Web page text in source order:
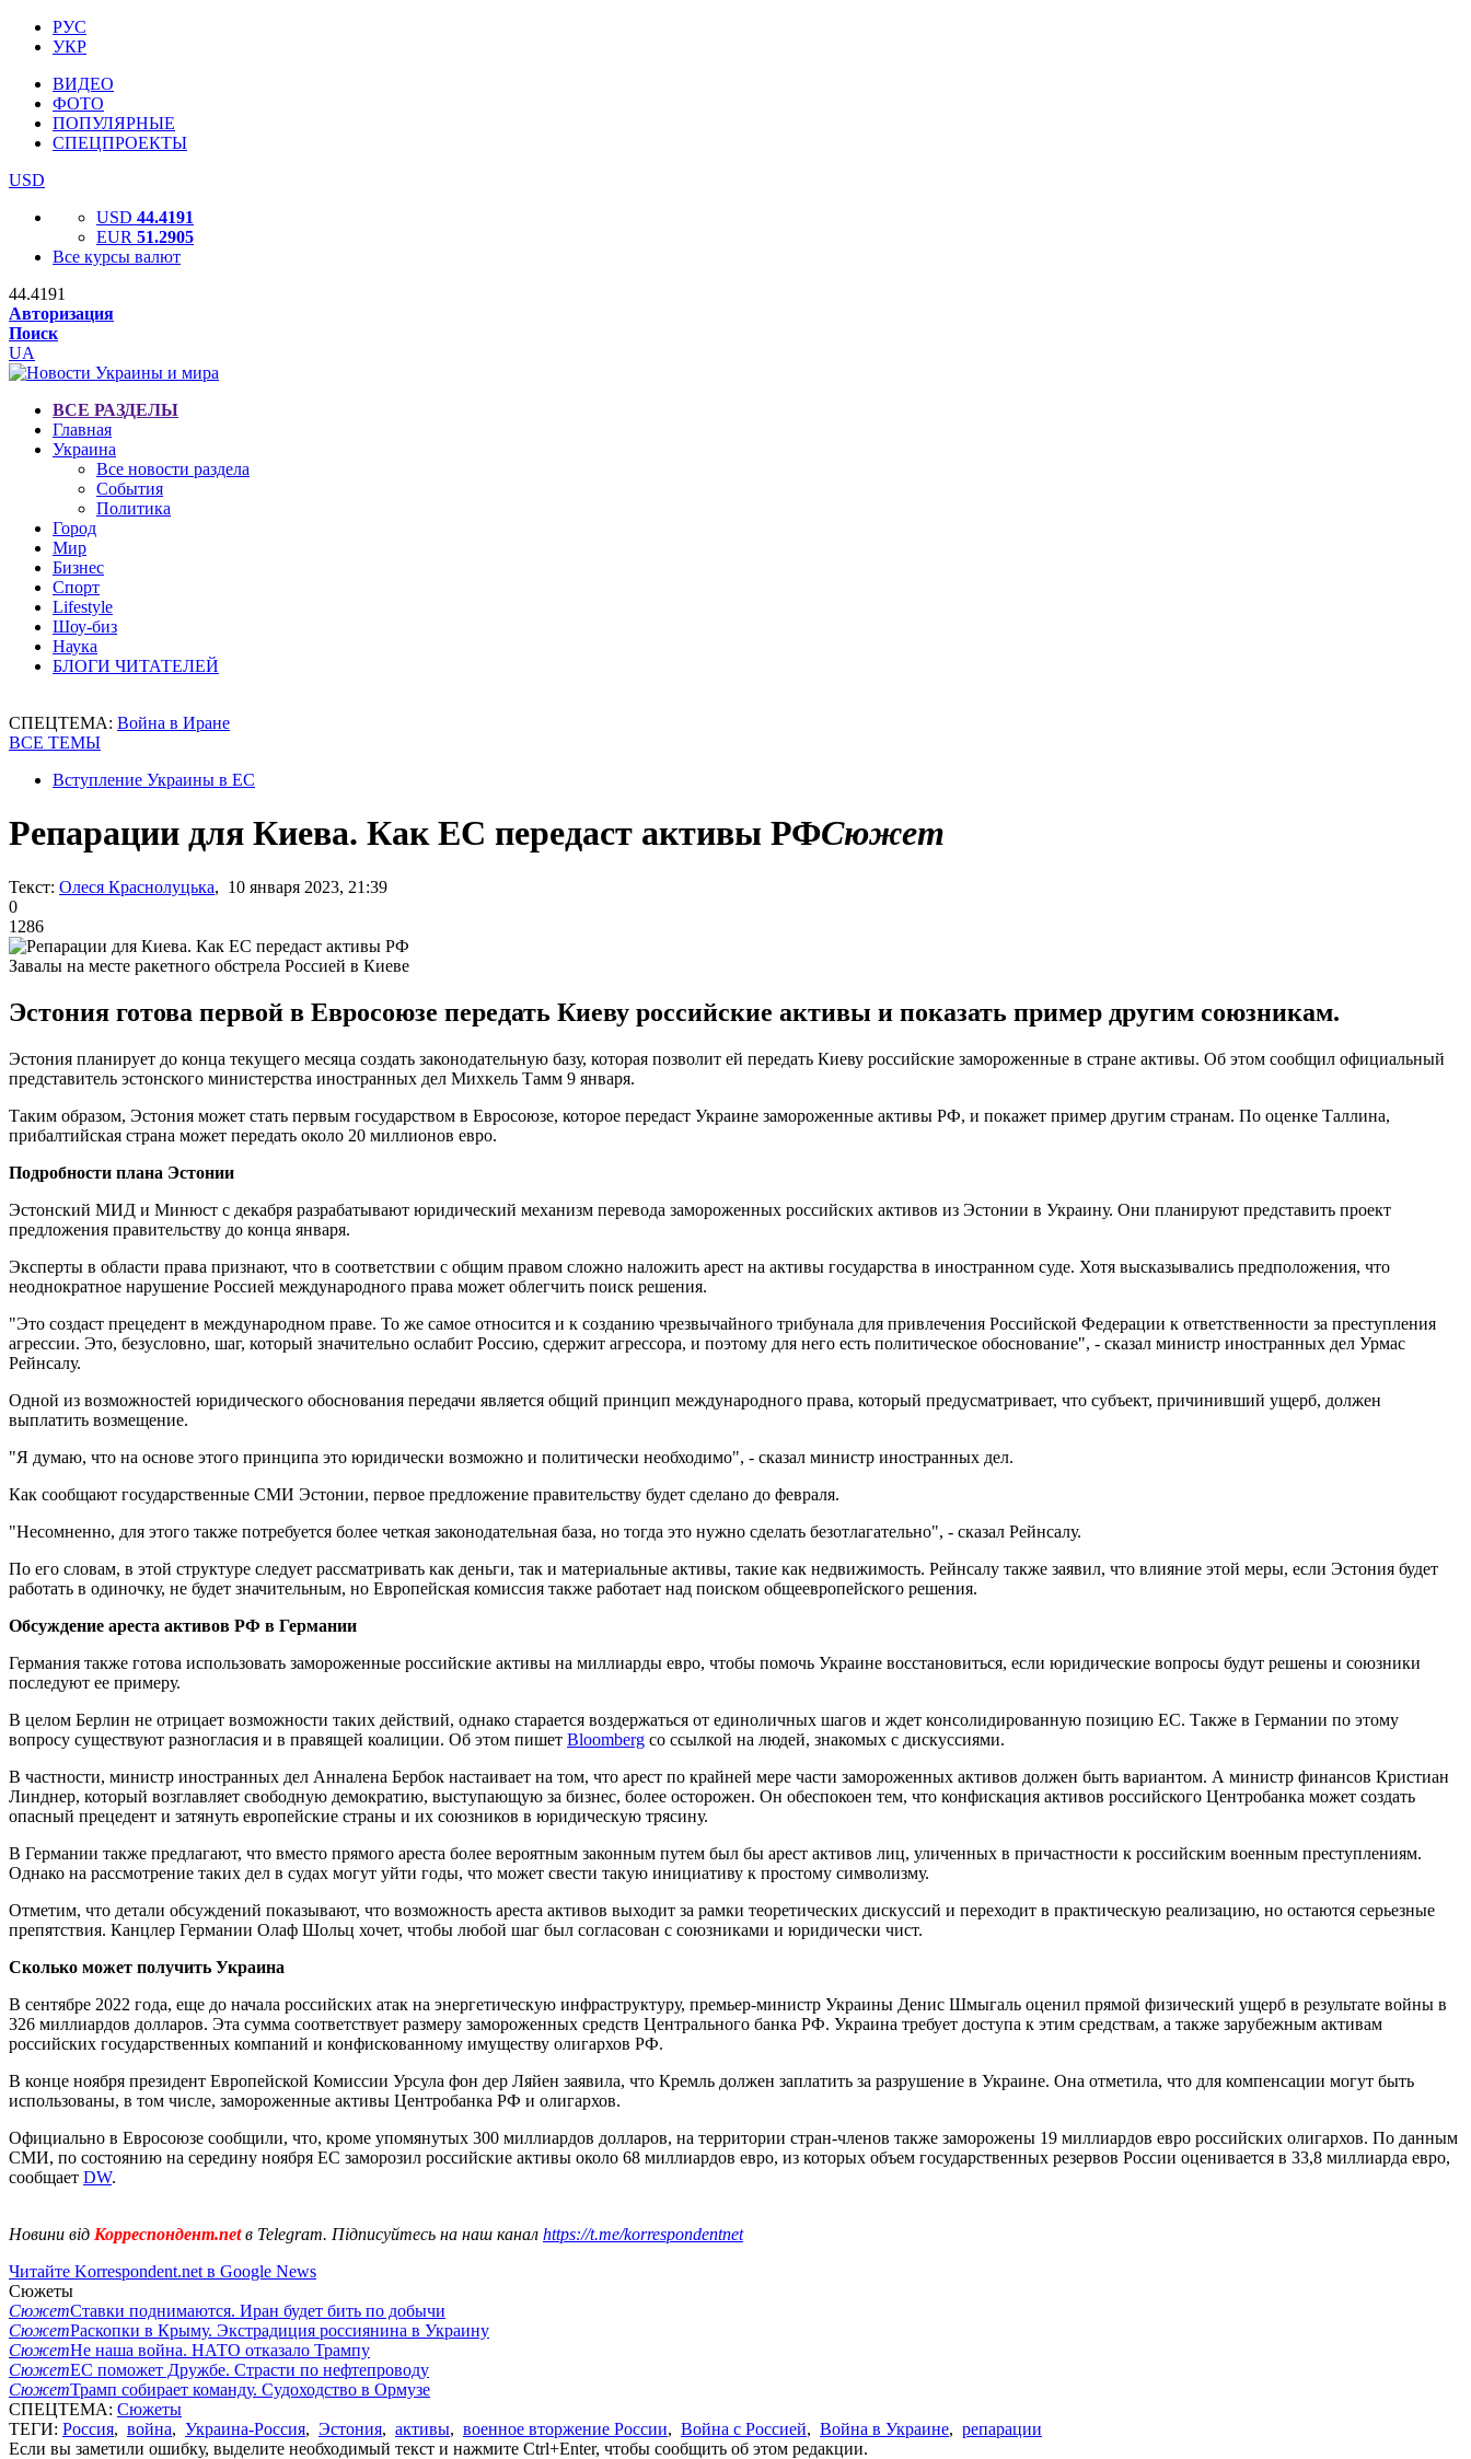
РУС
УКР
ВИДЕО
ФОТО
ПОПУЛЯРНЫЕ
СПЕЦПРОЕКТЫ
USD
USD 44.4191
EUR 51.2905
Все курсы валют
44.4191
Авторизация
Поиск
UA
ВСЕ РАЗДЕЛЫ
Главная
Украина
Все новости раздела
События
Политика
Город
Мир
Бизнес
Спорт
Lifestyle
Шоу-биз
Наука
БЛОГИ ЧИТАТЕЛЕЙ
СПЕЦТЕМА: Война в Иране
ВСЕ ТЕМЫ
Вступление Украины в ЕС
Репарации для Киева. Как ЕС передаст активы РФСюжет
Текст: Олеся Краснолуцька, 10 января 2023, 21:39
0
1286
Завалы на месте ракетного обстрела Россией в Киеве
Эстония готова первой в Евросоюзе передать Киеву российские активы и показать пример другим союзникам.
Эстония планирует до конца текущего месяца создать законодательную базу, которая позволит ей передать Киеву российские замороженные в стране активы. Об этом сообщил официальный
представитель эстонского министерства иностранных дел Михкель Тамм 9 января.
Таким образом, Эстония может стать первым государством в Евросоюзе, которое передаст Украине замороженные активы РФ, и покажет пример другим странам. По оценке Таллина,
прибалтийская страна может передать около 20 миллионов евро.
Подробности плана Эстонии
Эстонский МИД и Минюст с декабря разрабатывают юридический механизм перевода замороженных российских активов из Эстонии в Украину. Они планируют представить проект
предложения правительству до конца января.
Эксперты в области права признают, что в соответствии с общим правом сложно наложить арест на активы государства в иностранном суде. Хотя высказывались предположения, что
неоднократное нарушение Россией международного права может облегчить поиск решения.
"Это создаст прецедент в международном праве. То же самое относится и к созданию чрезвычайного трибунала для привлечения Российской Федерации к ответственности за преступления
агрессии. Это, безусловно, шаг, который значительно ослабит Россию, сдержит агрессора, и поэтому для него есть политическое обоснование", - сказал министр иностранных дел Урмас
Рейнсалу.
Одной из возможностей юридического обоснования передачи является общий принцип международного права, который предусматривает, что субъект, причинивший ущерб, должен
выплатить возмещение.
"Я думаю, что на основе этого принципа это юридически возможно и политически необходимо", - сказал министр иностранных дел.
Как сообщают государственные СМИ Эстонии, первое предложение правительству будет сделано до февраля.
"Несомненно, для этого также потребуется более четкая законодательная база, но тогда это нужно сделать безотлагательно", - сказал Рейнсалу.
По его словам, в этой структуре следует рассматривать как деньги, так и материальные активы, такие как недвижимость. Рейнсалу также заявил, что влияние этой меры, если Эстония будет
работать в одиночку, не будет значительным, но Европейская комиссия также работает над поиском общеевропейского решения.
Обсуждение ареста активов РФ в Германии
Германия также готова использовать замороженные российские активы на миллиарды евро, чтобы помочь Украине восстановиться, если юридические вопросы будут решены и союзники
последуют ее примеру.
В целом Берлин не отрицает возможности таких действий, однако старается воздержаться от единоличных шагов и ждет консолидированную позицию ЕС. Также в Германии по этому
вопросу существуют разногласия и в правящей коалиции. Об этом пишет Bloomberg со ссылкой на людей, знакомых с дискуссиями.
В частности, министр иностранных дел Анналена Бербок настаивает на том, что арест по крайней мере части замороженных активов должен быть вариантом. А министр финансов Кристиан
Линднер, который возглавляет свободную демократию, выступающую за бизнес, более осторожен. Он обеспокоен тем, что конфискация активов российского Центробанка может создать
опасный прецедент и затянуть европейские страны и их союзников в юридическую трясину.
В Германии также предлагают, что вместо прямого ареста более вероятным законным путем был бы арест активов лиц, уличенных в причастности к российским военным преступлениям.
Однако на рассмотрение таких дел в судах могут уйти годы, что может свести такую инициативу к простому символизму.
Отметим, что детали обсуждений показывают, что возможность ареста активов выходит за рамки теоретических дискуссий и переходит в практическую реализацию, но остаются серьезные
препятствия. Канцлер Германии Олаф Шольц хочет, чтобы любой шаг был согласован с союзниками и юридически чист.
Сколько может получить Украина
В сентябре 2022 года, еще до начала российских атак на энергетическую инфраструктуру, премьер-министр Украины Денис Шмыгаль оценил прямой физический ущерб в результате войны в
326 миллиардов долларов. Эта сумма соответствует размеру замороженных средств Центрального банка РФ. Украина требует доступа к этим средствам, а также зарубежным активам
российских государственных компаний и конфискованному имуществу олигархов РФ.
В конце ноября президент Европейской Комиссии Урсула фон дер Ляйен заявила, что Кремль должен заплатить за разрушение в Украине. Она отметила, что для компенсации могут быть
использованы, в том числе, замороженные активы Центробанка РФ и олигархов.
Официально в Евросоюзе сообщили, что, кроме упомянутых 300 миллиардов долларов, на территории стран-членов также заморожены 19 миллиардов евро российских олигархов. По данным
СМИ, по состоянию на середину ноября ЕС заморозил российские активы около 68 миллиардов евро, из которых объем государственных резервов России оценивается в 33,8 миллиарда евро,
сообщает DW.
Новини від Корреспондент.netв Telegram. Підписуйтесь на наш канал https://t.me/korrespondentnet
Читайте Korrespondent.net в Google News
Сюжеты
СюжетСтавки поднимаются. Иран будет бить по добычи
СюжетРаскопки в Крыму. Экстрадиция россиянина в Украину
СюжетНе наша война. НАТО отказало Трампу
СюжетЕС поможет Дружбе. Страсти по нефтепроводу
СюжетТрамп собирает команду. Судоходство в Ормузе
СПЕЦТЕМА: Сюжеты
ТЕГИ: Россия, война, Украина-Россия, Эстония, активы, военное вторжение России, Война с Россией, Война в Украине, репарации
Если вы заметили ошибку, выделите необходимый текст и нажмите Ctrl+Enter, чтобы сообщить об этом редакции.